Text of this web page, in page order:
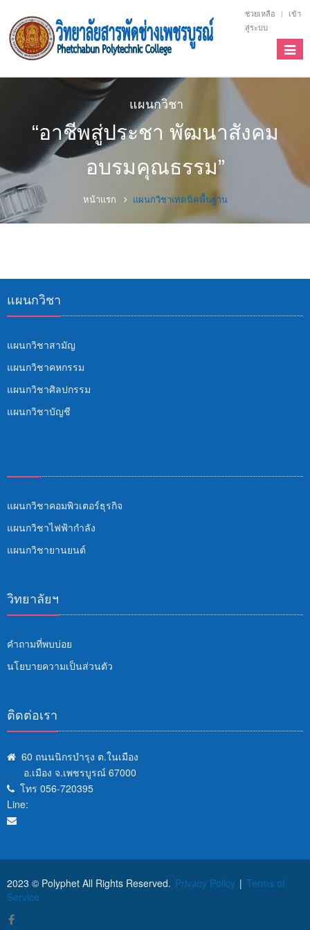
ช่วยเหลือ
เข้า
สู่ระบบ
แผนกวิชา
“อาชีพสู่ประชา พัฒนาสังคม
อบรมคุณธรรม”
หน้าแรก แผนกวิชาเทคนิคพื้นฐาน
แผนกวิชา
แผนกวิชาสามัญ
แผนกวิชาคหกรรม
แผนกวิชาศิลปกรรม
แผนกวิชาบัญชี
แผนกวิชาคอมพิวเตอร์ธุรกิจ
แผนกวิชาไฟฟ้ากำลัง
แผนกวิชายานยนต์
วิทยาลัยฯ
คำถามที่พบบ่อย
นโยบายความเป็นส่วนตัว
ติดต่อเรา
60 ถนนนิกรบำรุง ต.ในเมือง
อ.เมือง จ.เพชรบูรณ์ 67000
โทร 056-720395
Line:
2023 © Polyphet All Rights Reserved. Privacy Policy | Terms of
Service